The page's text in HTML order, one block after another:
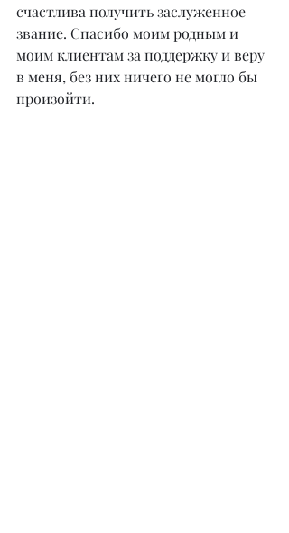
счастлива получить заслуженное
звание. Спасибо моим родным и
моим клиентам за поддержку и веру
в меня, без них ничего не могло бы
произойти.